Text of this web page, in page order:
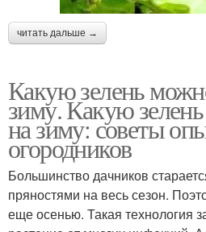
читать дальше →
Какую зелень
зиму. Какую
на зиму: советы
огородников
Большинство дачников
пряностями на весь сезон.
еще осенью. Такая технология